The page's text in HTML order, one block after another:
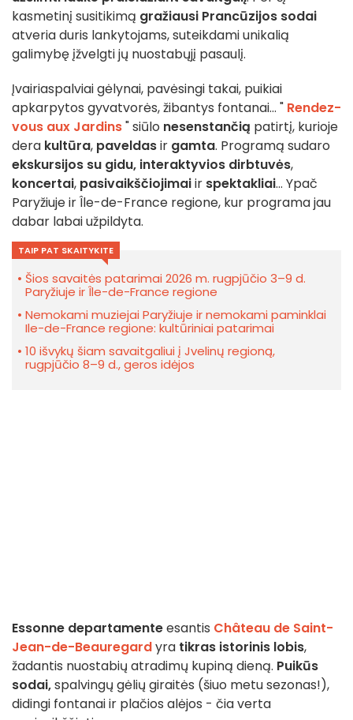
kasmetinį susitikimą gražiausi Prancūzijos sodai
atveria duris lankytojams, suteikdami unikalią
galimybę įžvelgti jų nuostabųjį pasaulį.
Įvairiaspalviai gėlynai, pavėsingi takai, puikiai
apkarpytos gyvatvorės, žibantys fontanai... " Rendez-
vous aux Jardins" siūlo nesenstančią patirtį, kurioje
dera kultūra, paveldasir gamta. Programą sudaro
ekskursijos su gidu, interaktyvios dirbtuvės,
koncertai, pasivaikščiojimaiir spektakliai... Ypač
Paryžiuje ir Île-de-France regione, kur programa jau
dabar labai užpildyta.
TAIP PAT SKAITYKITE
Šios savaitės patarimai 2026 m. rugpjūčio 3–9 d.
Paryžiuje ir Île-de-France regione
Nemokami muziejai Paryžiuje ir nemokami paminklai
Ile-de-France regione: kultūriniai patarimai
10 išvykų šiam savaitgaliui į Jvelinų regioną,
rugpjūčio 8–9 d., geros idėjos
Essonne departamenteesantis Château de Saint-
Jean-de-Beauregardyra tikras istorinis lobis,
žadantis nuostabių atradimų kupiną dieną. Puikūs
sodai,spalvingų gėlių giraitės (šiuo metu sezonas!),
didingi fontanai ir plačios alėjos - čia verta